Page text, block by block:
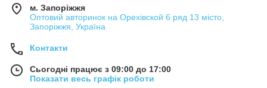
м. Запоріжжя
Оптовий авторинок на Орехівской 6 ряд 13 місто,
Запоріжжя, Україна
Контакти
Сьогодні працює з 09:00 до 17:00
Показати весь графік роботи